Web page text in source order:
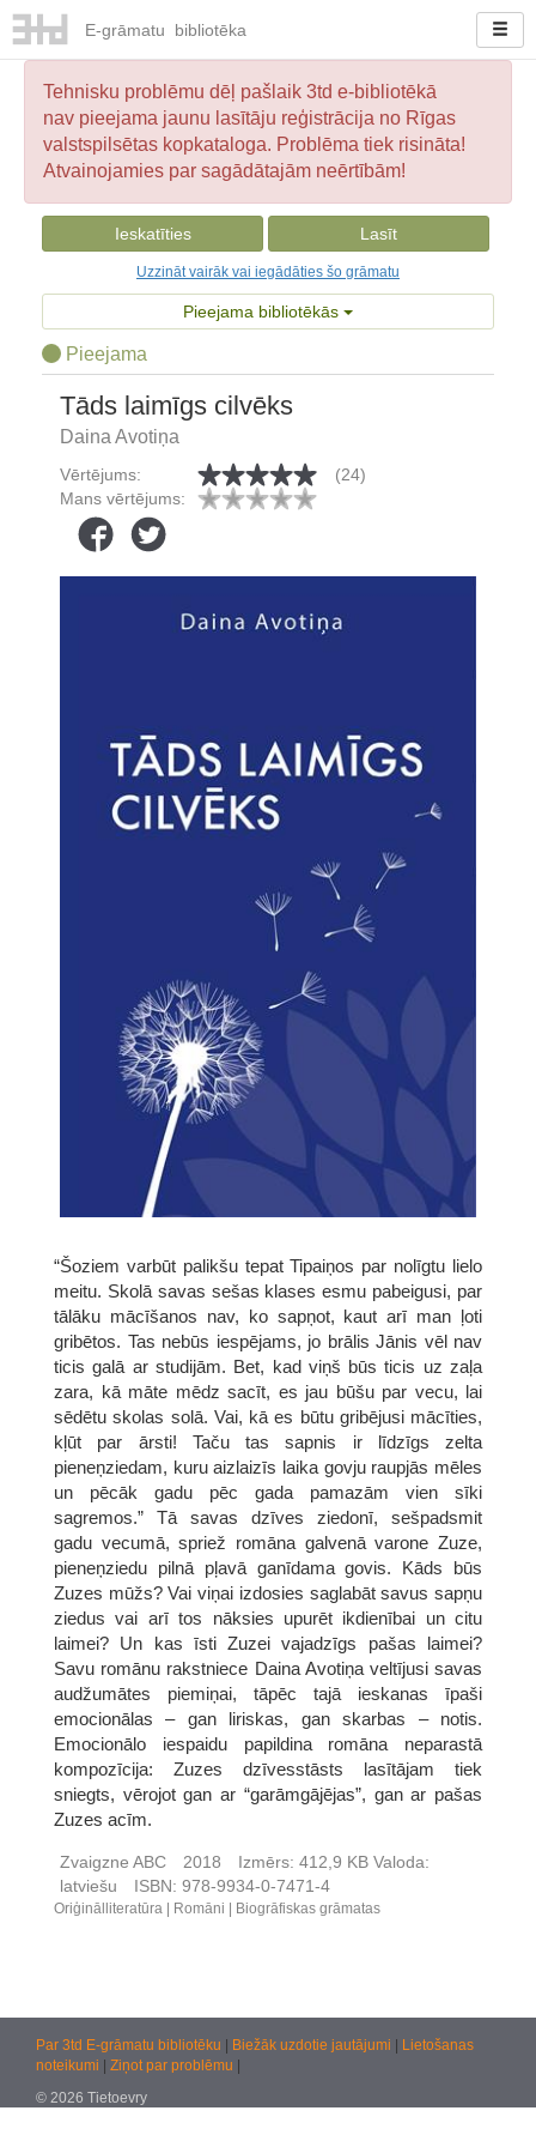
E-grāmatu bibliotēka
Tehnisku problēmu dēļ pašlaik 3td e-bibliotēkā
nav pieejama jaunu lasītāju reģistrācija no Rīgas
valstspilsētas kopkataloga. Problēma tiek risināta!
Atvainojamies par sagādātajām neērtībām!
Ieskatīties Lasīt
Uzzināt vairāk vai iegādāties šo grāmatu
Pieejama bibliotēkās
Pieejama
Tāds laimīgs cilvēks
Daina Avotiņa
Vērtējums:
(24)
Mans vērtējums:
“Šoziem varbūt palikšu tepat Tipaiņos par nolīgtu lielo
meitu. Skolā savas sešas klases esmu pabeigusi, par
tālāku mācīšanos nav, ko sapņot, kaut arī man ļoti
gribētos. Tas nebūs iespējams, jo brālis Jānis vēl nav
ticis galā ar studijām. Bet, kad viņš būs ticis uz zaļa
zara, kā māte mēdz sacīt, es jau būšu par vecu, lai
sēdētu skolas solā. Vai, kā es būtu gribējusi mācīties,
kļūt par ārsti! Taču tas sapnis ir līdzīgs zelta
pieneņziedam, kuru aizlaizīs laika govju raupjās mēles
un pēcāk gadu pēc gada pamazām vien sīki
sagremos.” Tā savas dzīves ziedonī, sešpadsmit
gadu vecumā, spriež romāna galvenā varone Zuze,
pieneņziedu pilnā pļavā ganīdama govis. Kāds būs
Zuzes mūžs? Vai viņai izdosies saglabāt savus sapņu
ziedus vai arī tos nāksies upurēt ikdienībai un citu
laimei? Un kas īsti Zuzei vajadzīgs pašas laimei?
Savu romānu rakstniece Daina Avotiņa veltījusi savas
audžumātes piemiņai, tāpēc tajā ieskanas īpaši
emocionālas – gan liriskas, gan skarbas – notis.
Emocionālo iespaidu papildina romāna neparastā
kompozīcija: Zuzes dzīvesstāsts lasītājam tiek
sniegts, vērojot gan ar “garāmgājējas”, gan ar pašas
Zuzes acīm.
Zvaigzne ABC 2018 Izmērs: 412,9 KB Valoda:
latviešu
ISBN: 978-9934-0-7471-4
Oriģinālliteratūra Romāni Biogrāfiskas grāmatas
Par 3td E-grāmatu bibliotēku Biežāk uzdotie jautājumi
Lietošanas
noteikumi
Ziņot par problēmu
© 2026 Tietoevry